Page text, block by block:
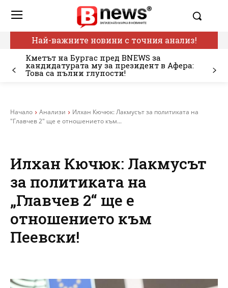
Най-важните новини с точния анализ!
Кметът на Бургас пред BNEWS за
кандидатурата му за президент в Афера:
Това са пълни глупости!
Начало Анализи
Илхан Кючюк: Лакмусът за политиката на
"Главчев 2" ще е отношението към...
Илхан Кючюк: Лакмусът
за политиката на
„Главчев 2“ ще е
отношението към
Пеевски!